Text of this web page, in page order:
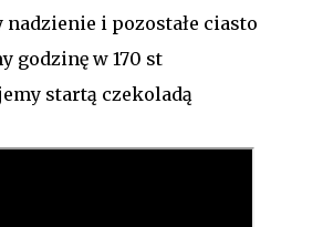
nadzienie i pozostałe ciasto
godzinę w 170 st
startą czekoladą